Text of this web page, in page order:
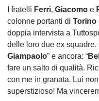
I fratelli Ferri, Giacomo e
colonne portanti di Torino
doppia intervista a
delle loro due ex squadre.
Giampaolo” e ancora: “
fare un salto di qualità.
con me in granata. Lui
superstizioso! Ma